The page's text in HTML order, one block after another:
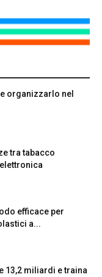
organizzarlo nel
tra tabacco
efficace per
a...
13,2 miliardi e traina